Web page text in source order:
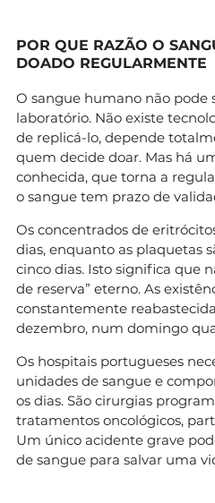
POR QUE RAZÃO O
DOADO REGULARMENTE
O sangue humano não pode
laboratório. Não existe
de replicá-lo, depende
quem decide doar. Mas há
conhecida, que torna a
o sangue tem prazo de
Os concentrados de
dias, enquanto as plaquetas
cinco dias. Isto significa que
de reserva” eterno. As
constantemente
dezembro, num domingo
Os hospitais portugueses
unidades de sangue e
os dias. São cirurgias
tratamentos oncológicos,
Um único acidente grave
de sangue para salvar uma